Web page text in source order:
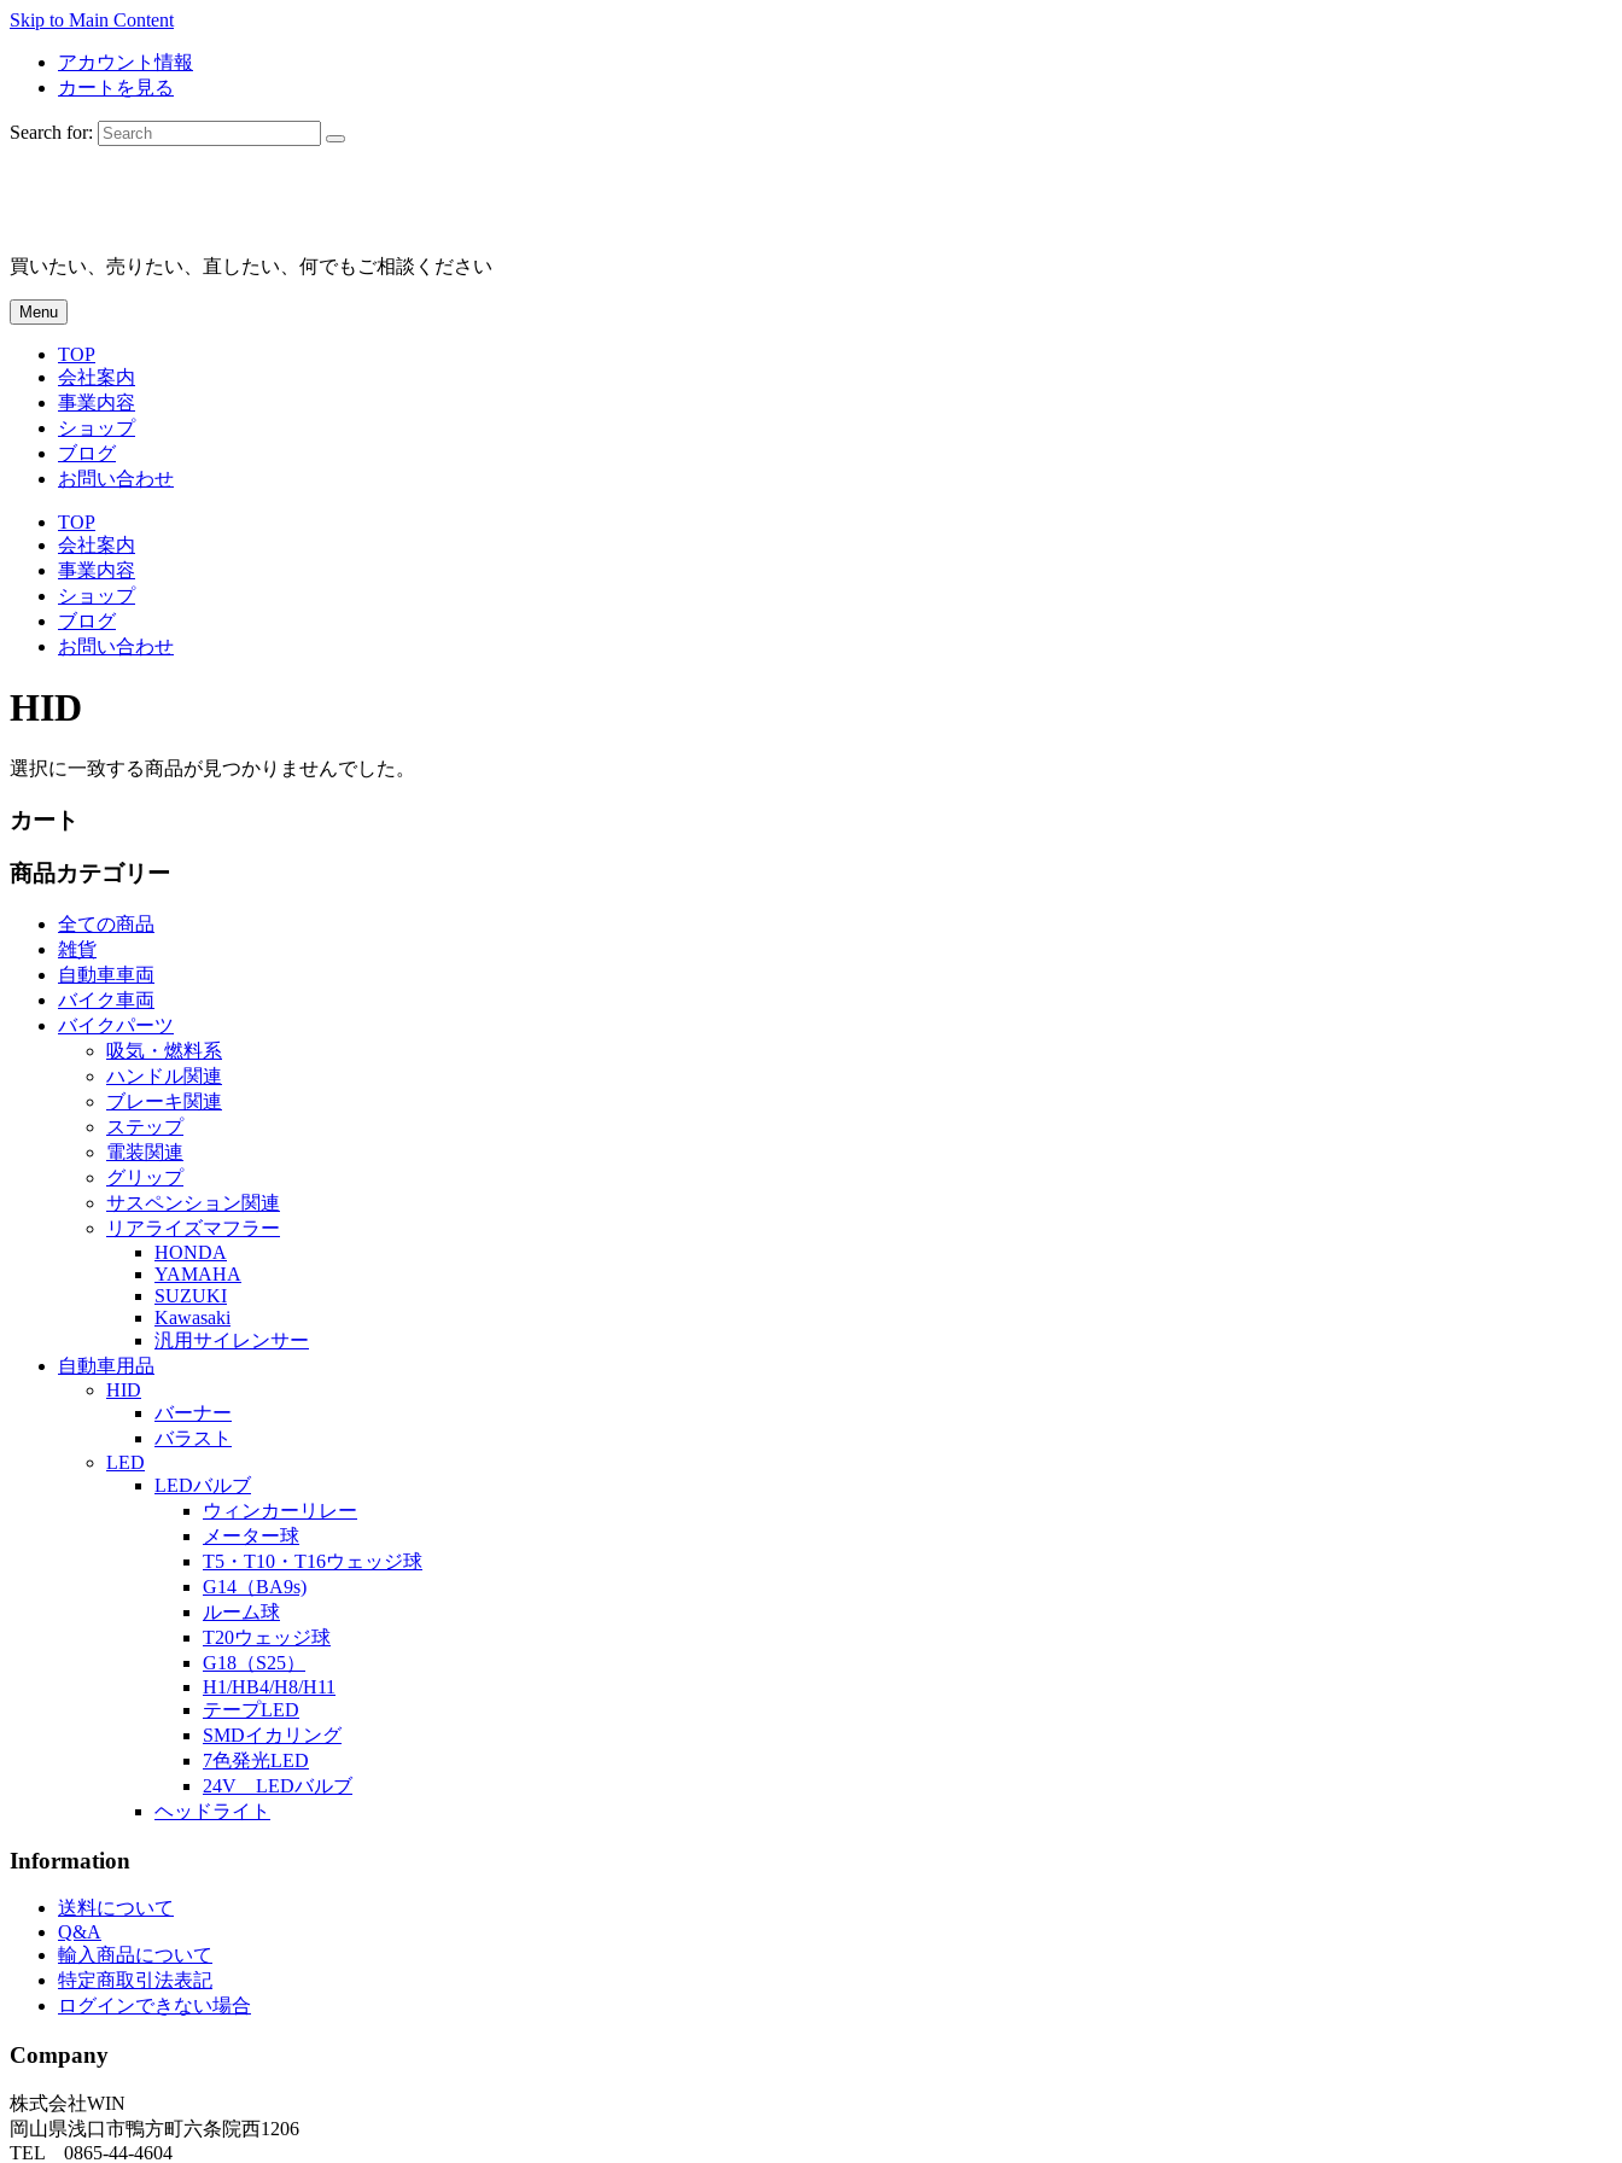
Skip to Main Content
アカウント情報
カートを見る
Search for:
買いたい、売りたい、直したい、何でもご相談ください
Menu
TOP
会社案内
事業内容
ショップ
ブログ
お問い合わせ
TOP
会社案内
事業内容
ショップ
ブログ
お問い合わせ
HID
選択に一致する商品が見つかりませんでした。
カート
商品カテゴリー
全ての商品
雑貨
自動車車両
バイク車両
バイクパーツ
吸気・燃料系
ハンドル関連
ブレーキ関連
ステップ
電装関連
グリップ
サスペンション関連
リアライズマフラー
HONDA
YAMAHA
SUZUKI
Kawasaki
汎用サイレンサー
自動車用品
HID
バーナー
バラスト
LED
LEDバルブ
ウィンカーリレー
メーター球
T5・T10・T16ウェッジ球
G14（BA9s)
ルーム球
T20ウェッジ球
G18（S25）
H1/HB4/H8/H11
テープLED
SMDイカリング
7色発光LED
24V LEDバルブ
ヘッドライト
Information
送料について
Q&A
輸入商品について
特定商取引法表記
ログインできない場合
Company
株式会社WIN
岡山県浅口市鴨方町六条院西1206
TEL 0865-44-4604